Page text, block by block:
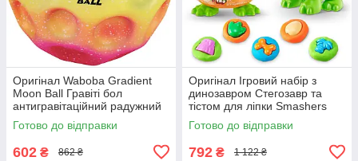
Оригінал Waboba Gradient
Moon Ball Гравіті бол
антигравітаційний радужний
м яч Голубовато-желто-
розовый Оригінал
Готово до відправки
602 ₴ 862 ₴
Оригінал Ігровий набір з
динозавром Стегозавр та
тістом для ліпки Smashers
Junior Dino Dig Small Egg
(Stegasaurus) by ZURU
Готово до відправки
792 ₴ 1 122 ₴